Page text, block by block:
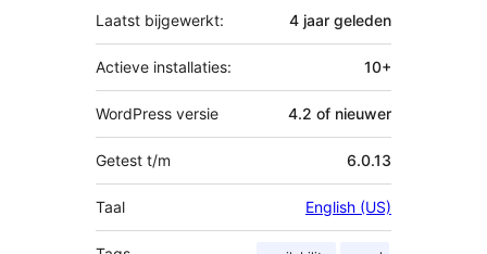
Laatst bijgewerkt: 4 jaar geleden
Actieve installaties: 10+
WordPress versie 4.2 of nieuwer
Getest t/m 6.0.13
Taal English (US)